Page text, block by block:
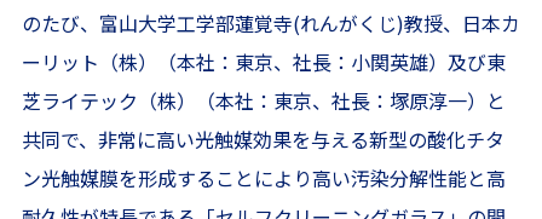
のたび、富山大学工学部蓮覚寺(れんがくじ)教授、日本カ
ーリット（株）（本社：東京、社長：小関英雄）及び東
芝ライテック（株）（本社：東京、社長：塚原淳一）と
共同で、非常に高い光触媒効果を与える新型の酸化チタ
ン光触媒膜を形成することにより高い汚染分解性能と高